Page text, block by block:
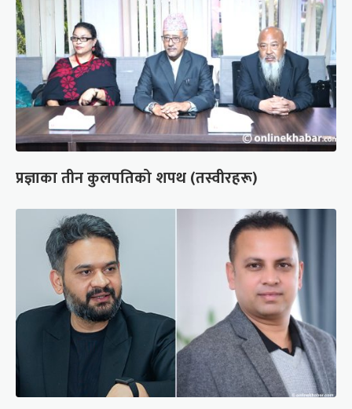
प्रज्ञाका तीन कुलपतिको शपथ (तस्वीरहरू)